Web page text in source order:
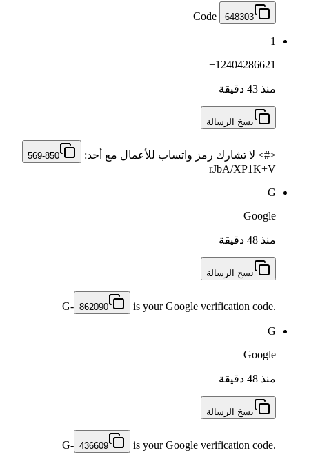
Code 648303
1
+12404286621
منذ 43 دقيقة
نسخ الرسالة
<#> لا تشارك رمز واتساب للأعمال مع أحد: ‎ 569-850
rJbA/XP1K+V
G
Google
منذ 48 دقيقة
نسخ الرسالة
G- 862090 is your Google verification code.
G
Google
منذ 48 دقيقة
نسخ الرسالة
G- 436609 is your Google verification code.